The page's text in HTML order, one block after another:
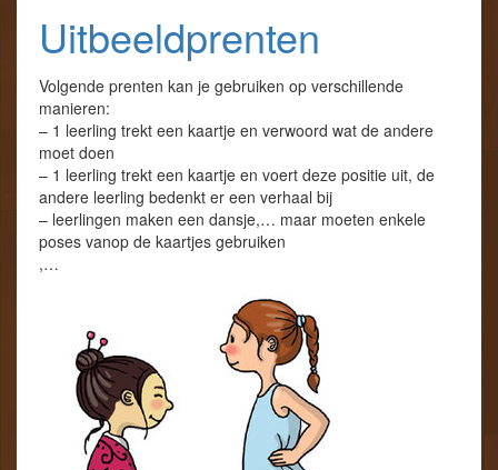
Uitbeeldprenten
Volgende prenten kan je gebruiken op verschillende
manieren:
– 1 leerling trekt een kaartje en verwoord wat de andere
moet doen
– 1 leerling trekt een kaartje en voert deze positie uit, de
andere leerling bedenkt er een verhaal bij
– leerlingen maken een dansje,… maar moeten enkele
poses vanop de kaartjes gebruiken
,…